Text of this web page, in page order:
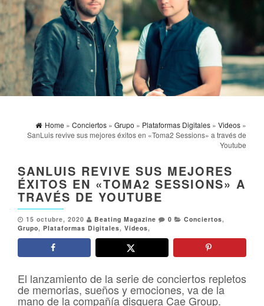
Home » Conciertos » Grupo » Plataformas Digitales » Videos »
SanLuis revive sus mejores éxitos en «Toma2 Sessions» a través de
Youtube
SANLUIS REVIVE SUS MEJORES
ÉXITOS EN «TOMA2 SESSIONS» A
TRAVÉS DE YOUTUBE
15 octubre, 2020 Beating Magazine 0 Conciertos,
Grupo, Plataformas Digitales, Videos,
El lanzamiento de la serie de conciertos repletos
de memorias, sueños y emociones, va de la
mano de la compañía disquera Cae Group.